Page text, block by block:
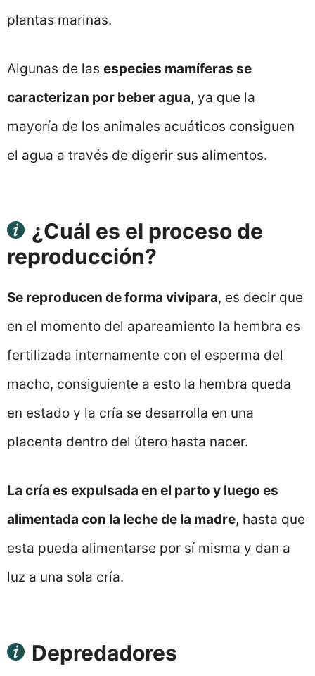
plantas marinas.
Algunas de las especies mamíferas se
caracterizan por beber agua, ya que la
mayoría de los animales acuáticos consiguen
el agua a través de digerir sus alimentos.
¿Cuál es el proceso de
reproducción?
Se reproducen de forma vivípara, es decir que
en el momento del apareamiento la hembra es
fertilizada internamente con el esperma del
macho, consiguiente a esto la hembra queda
en estado y la cría se desarrolla en una
placenta dentro del útero hasta nacer.
La cría es expulsada en el parto y luego es
alimentada con la leche de la madre, hasta que
esta pueda alimentarse por sí misma y dan a
luz a una sola cría.
Depredadores